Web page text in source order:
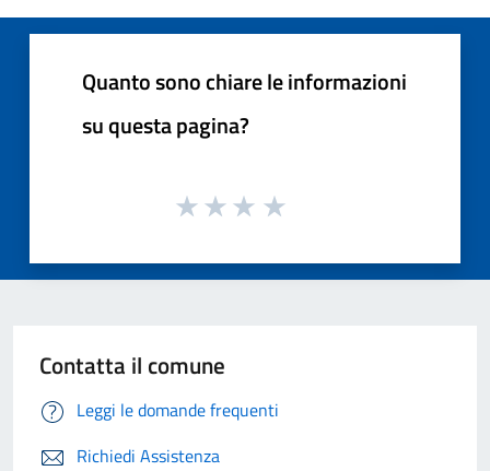
Quanto sono chiare le informazioni
su questa pagina?
Contatta il comune
Leggi le domande frequenti
Richiedi Assistenza